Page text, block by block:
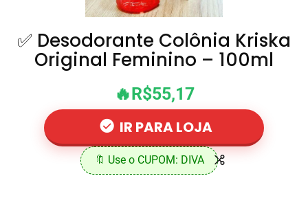
✅ Desodorante Colônia Kriska
Original Feminino – 100ml
🔥R$55,17
IR PARA LOJA
🔖 Use o CUPOM: DIVA